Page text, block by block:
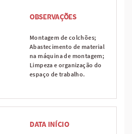
OBSERVAÇÕES
Montagem de colchões;
Abastecimento de material
na máquina de montagem;
Limpeza e organização do
espaço de trabalho.
DATA INÍCIO